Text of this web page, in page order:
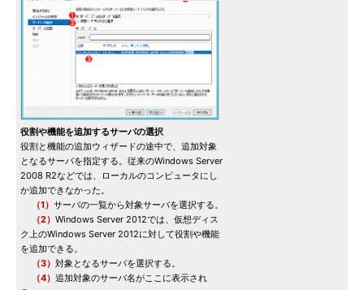
役割や機能を追加するサーバの選択
役割と機能の追加ウィザードの途中で、追加対象
となるサーバを指定する。従来のWindows Server
2008 R2などでは、ローカルのコンピュータにし
か追加できなかった。
（1） サーバの一覧から対象サーバを選択する。
（2） Windows Server 2012では、仮想ディス
ク上のWindows Server 2012に対して役割や機能
を追加できる。
（3） 対象となるサーバを選択する。
（4） 追加対象のサーバ名がここに表示され